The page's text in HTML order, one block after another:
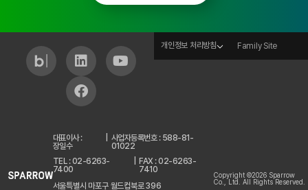
개인정보 처리방침 Family Site
대표이사 :
장일수
사업자등록번호 : 588-81-
01022
TEL : 02-6263-
7400
FAX : 02-6263-
7410
서울특별시 마포구 월드컵북로 396
Copyright ©2026 Sparrow
Co., Ltd. All Rights Reserved.